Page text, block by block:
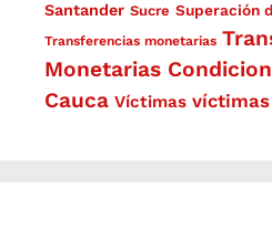
Santander Sucre Superación
Transferencias monetarias
Monetarias
Cauca Víctimas